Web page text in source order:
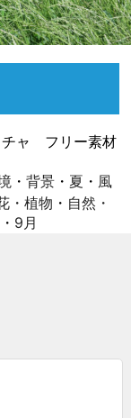
ャ フリー素材
・背景 ・ 夏 ・ 風
・植物 ・ 自然・
・ 9月